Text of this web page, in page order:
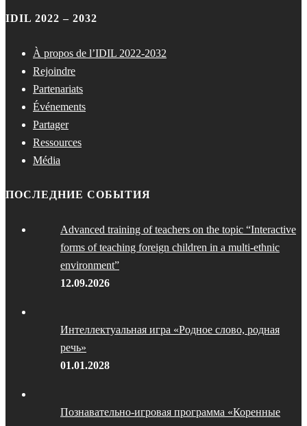
IDIL 2022 – 2032
À propos de l’IDIL 2022-2032
Rejoindre
Partenariats
Événements
Partager
Ressources
Média
ПОСЛЕДНИЕ СОБЫТИЯ
Advanced training of teachers on the topic “Interactive
forms of teaching foreign children in a multi-ethnic
environment”
12.09.2026
Интеллектуальная игра «Родное слово, родная
речь»
01.01.2028
Познавательно-игровая программа «Коренные